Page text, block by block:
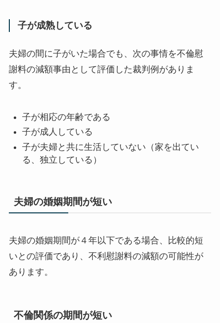
子が成熟している
夫婦の間に子がいた場合でも、次の事情を不倫慰
謝料の減額事由として評価した裁判例がありま
す。
子が相応の年齢である
子が成人している
子が夫婦と共に生活していない（家を出てい
る、独立している）
夫婦の婚姻期間が短い
夫婦の婚姻期間が４年以下である場合、比較的短
いとの評価であり、不利慰謝料の減額の可能性が
あります。
不倫関係の期間が短い